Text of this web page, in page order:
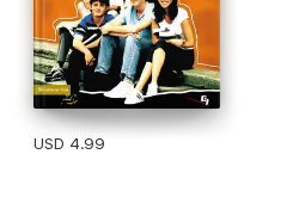
USD 4.99